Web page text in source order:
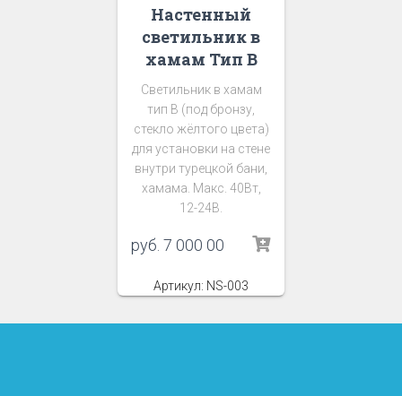
Настенный
светильник в
хамам Тип В
Светильник в хамам
тип В (под бронзу,
стекло жёлтого цвета)
для установки на стене
внутри турецкой бани,
хамама. Макс. 40Вт,
12-24В.
руб. 7 000 00
Артикул: NS-003